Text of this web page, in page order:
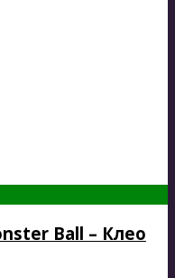
Ball – Клео